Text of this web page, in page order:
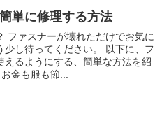
単に修理する方法
ファスナーが壊れただけでお気に
少し待ってください。 以下に、フ
えるようにする、簡単な方法を紹
金も服も節...